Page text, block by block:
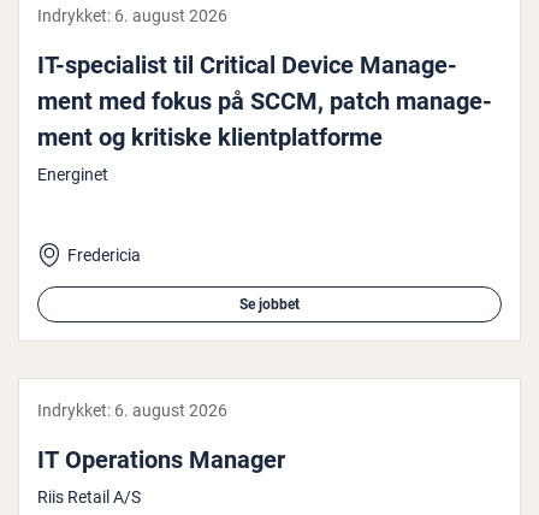
Indrykket: 6. august 2026
IT-spe­ci­a­list til Critical Device Ma­na­ge­
ment med fokus på SCCM, patch ma­na­ge­
ment og kritiske kli­ent­p­lat­for­me
Energinet
Fredericia
Se jobbet
Indrykket: 6. august 2026
IT Ope­ra­tions Manager
Riis Retail A/S